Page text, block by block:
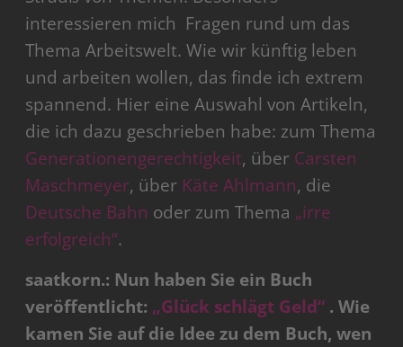
interessieren mich Fragen rund um das
Thema Arbeitswelt. Wie wir künftig leben
und arbeiten wollen, das finde ich extrem
spannend. Hier eine Auswahl von Artikeln,
die ich dazu geschrieben habe: zum Thema
Generationengerechtigkeit, über Carsten
Maschmeyer, über Käte Ahlmann, die
Deutsche Bahn oder zum Thema „irre
erfolgreich“.
saatkorn.: Nun haben Sie ein Buch
veröffentlicht: „Glück schlägt Geld“ . Wie
kamen Sie auf die Idee zu dem Buch, wen